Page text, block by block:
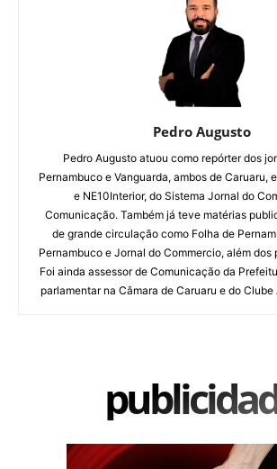
Pedro Augusto
Pedro Augusto atuou como repórter dos
Pernambuco e Vanguarda, ambos de Caruaru,
e NE10Interior, do Sistema Jornal do
Comunicação. Também já teve matérias
de grande circulação como Folha de
Pernambuco e Jornal do Commercio, além dos
Foi ainda assessor de Comunicação da
parlamentar na Câmara de Caruaru e do